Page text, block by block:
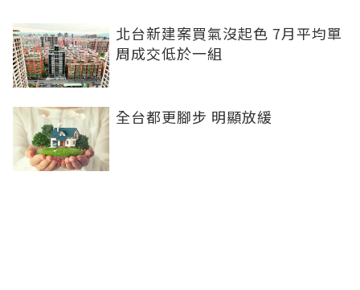
北台新建案買氣沒起色 7月平均單
周成交低於一組
全台都更腳步 明顯放緩